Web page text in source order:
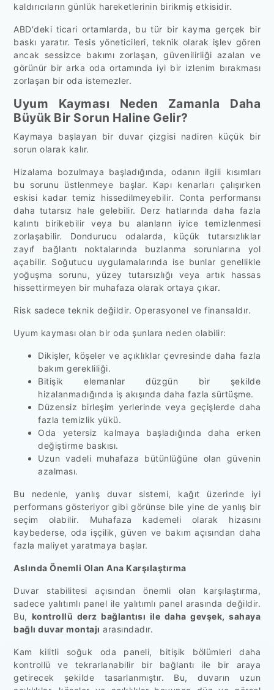
kaldırıcıların günlük hareketlerinin birikmiş etkisidir.
ABD'deki ticari ortamlarda, bu tür bir kayma gerçek bir
baskı yaratır. Tesis yöneticileri, teknik olarak işlev gören
ancak sessizce bakımı zorlaşan, güvenilirliği azalan ve
görünür bir arka oda ortamında iyi bir izlenim bırakması
zorlaşan bir oda istemezler.
Uyum Kayması Neden Zamanla Daha
Büyük Bir Sorun Haline Gelir?
Kaymaya başlayan bir duvar çizgisi nadiren küçük bir
sorun olarak kalır.
Hizalama bozulmaya başladığında, odanın ilgili kısımları
bu sorunu üstlenmeye başlar. Kapı kenarları çalışırken
eskisi kadar temiz hissedilmeyebilir. Conta performansı
daha tutarsız hale gelebilir. Derz hatlarında daha fazla
kalıntı birikebilir veya bu alanların iyice temizlenmesi
zorlaşabilir. Dondurucu odalarda, küçük tutarsızlıklar
zayıf bağlantı noktalarında buzlanma sorunlarına yol
açabilir. Soğutucu uygulamalarında ise bunlar genellikle
yoğuşma sorunu, yüzey tutarsızlığı veya artık hassas
hissettirmeyen bir muhafaza olarak ortaya çıkar.
Risk sadece teknik değildir. Operasyonel ve finansaldır.
Uyum kayması olan bir oda şunlara neden olabilir:
Dikişler, köşeler ve açıklıklar çevresinde daha fazla
bakım gerekliliği.
Bitişik elemanlar düzgün bir şekilde
hizalanmadığında iş akışında daha fazla sürtüşme.
Düzensiz birleşim yerlerinde veya geçişlerde daha
fazla temizlik yükü.
Oda yetersiz kalmaya başladığında daha erken
değiştirme baskısı.
Uzun vadeli muhafaza bütünlüğüne olan güvenin
azalması.
Bu nedenle, yanlış duvar sistemi, kağıt üzerinde iyi
performans gösteriyor gibi görünse bile yine de yanlış bir
seçim olabilir. Muhafaza kademeli olarak hizasını
kaybederse, oda işçilik, güven ve bakım açısından daha
fazla maliyet yaratmaya başlar.
Aslında Önemli Olan Ana Karşılaştırma
Duvar stabilitesi açısından önemli olan karşılaştırma,
sadece yalıtımlı panel ile yalıtımlı panel arasında değildir.
Bu, kontrollü derz bağlantısı ile daha gevşek, sahaya
bağlı duvar montajı arasındadır.
Kam kilitli soğuk oda paneli, bitişik bölümleri daha
kontrollü ve tekrarlanabilir bir bağlantı ile bir araya
getirecek şekilde tasarlanmıştır. Bu, duvarın uzun